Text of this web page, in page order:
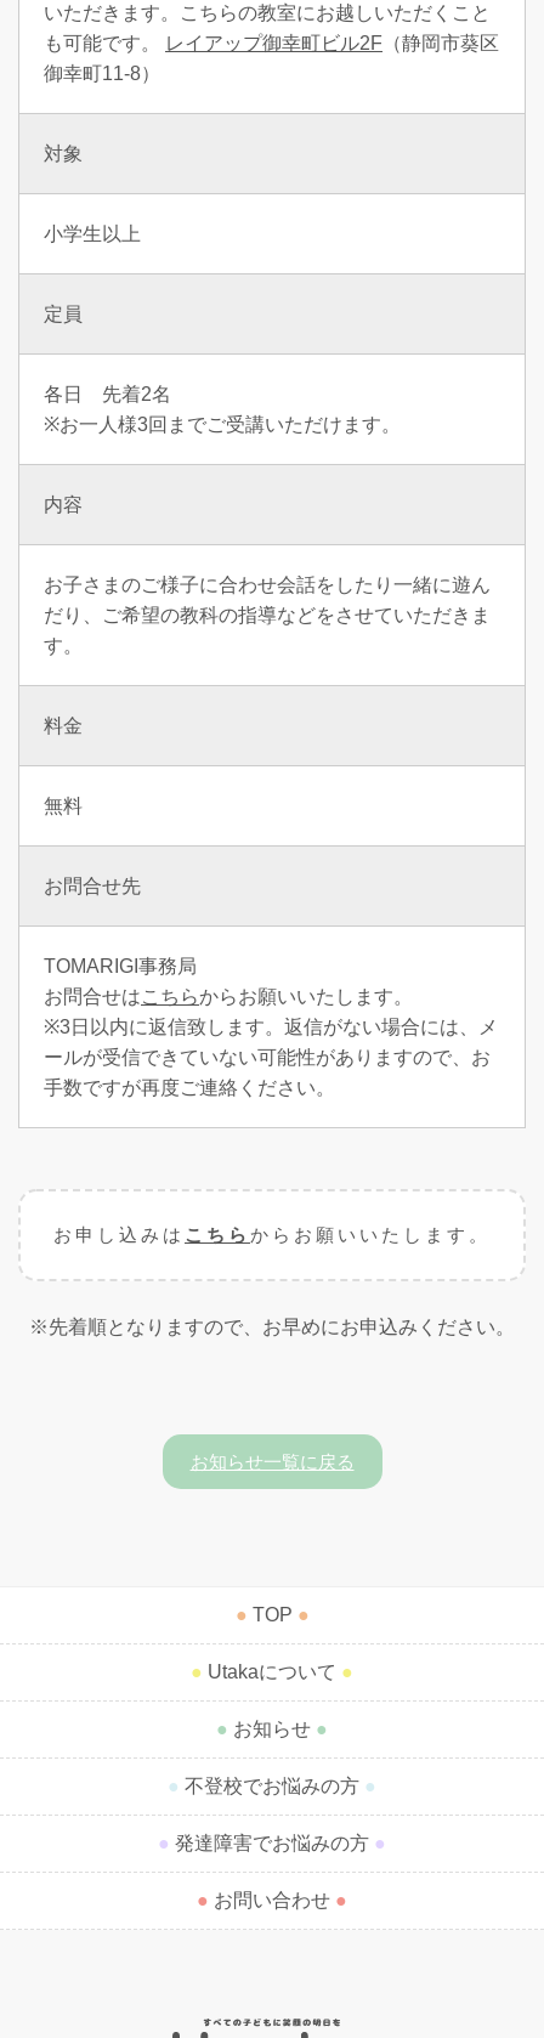
いただきます。こちらの教室にお越しいただくこと
も可能です。
レイアップ御幸町ビル2F （静岡市葵区
御幸町11-8）
対象
小学生以上
定員
各日 先着2名
※お一人様3回までご受講いただけます。
内容
お子さまのご様子に合わせ会話をしたり一緒に遊ん
だり、ご希望の教科の指導などをさせていただきま
す。
料金
無料
お問合せ先
TOMARIGI事務局
お問合せはこちらからお願いいたします。
※3日以内に返信致します。返信がない場合には、メ
ールが受信できていない可能性がありますので、お
手数ですが再度ご連絡ください。
お申し込みは こちら からお願いいたします。
※先着順となりますので、お早めにお申込みください。
お知らせ一覧に戻る
● TOP ●
● Utakaについて ●
● お知らせ ●
● 不登校でお悩みの方 ●
● 発達障害でお悩みの方 ●
● お問い合わせ ●